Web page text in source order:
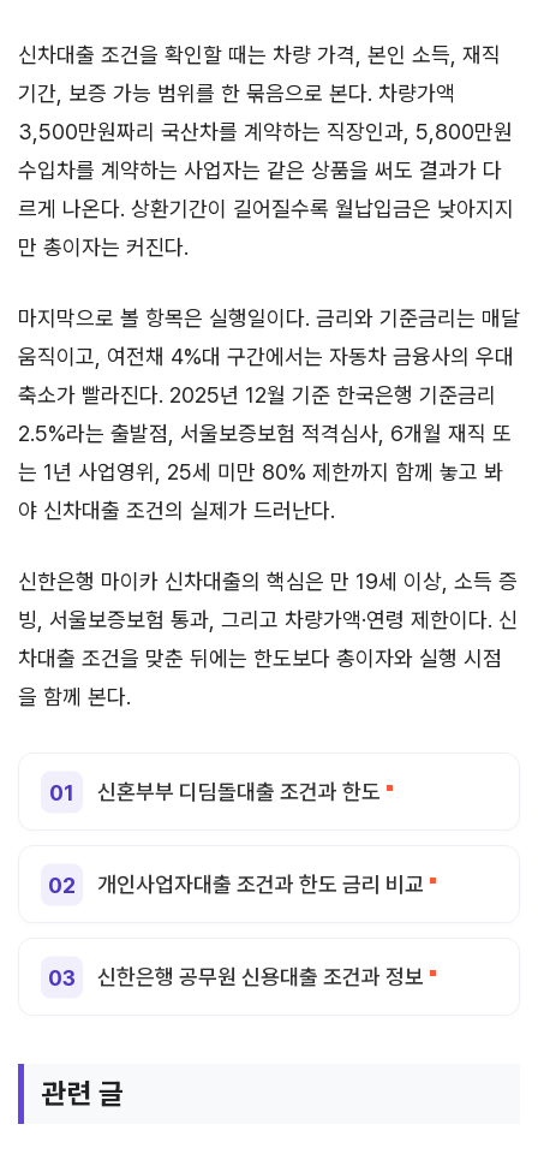
신차대출 조건을 확인할 때는 차량 가격, 본인 소득, 재직
기간, 보증 가능 범위를 한 묶음으로 본다. 차량가액
3,500만원짜리 국산차를 계약하는 직장인과, 5,800만원
수입차를 계약하는 사업자는 같은 상품을 써도 결과가 다
르게 나온다. 상환기간이 길어질수록 월납입금은 낮아지지
만 총이자는 커진다.
마지막으로 볼 항목은 실행일이다. 금리와 기준금리는 매달
움직이고, 여전채 4%대 구간에서는 자동차 금융사의 우대
축소가 빨라진다. 2025년 12월 기준 한국은행 기준금리
2.5%라는 출발점, 서울보증보험 적격심사, 6개월 재직 또
는 1년 사업영위, 25세 미만 80% 제한까지 함께 놓고 봐
야 신차대출 조건의 실제가 드러난다.
신한은행 마이카 신차대출의 핵심은 만 19세 이상, 소득 증
빙, 서울보증보험 통과, 그리고 차량가액·연령 제한이다. 신
차대출 조건을 맞춘 뒤에는 한도보다 총이자와 실행 시점
을 함께 본다.
신혼부부 디딤돌대출 조건과 한도
개인사업자대출 조건과 한도 금리 비교
신한은행 공무원 신용대출 조건과 정보
관련 글